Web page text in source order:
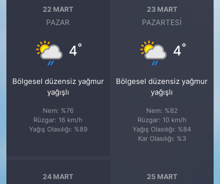
22 MART
PAZAR
4°
Bölgesel düzensiz yağmur
yağışlı
Nem: %76
Rüzgar: 16 km/h
Yağış Olasılığı: %89
23 MART
PAZARTESI
4°
Bölgesel düzensiz yağmur
yağışlı
Nem: %82
Rüzgar: 10 km/h
Yağış Olasılığı: %84
Kar Olasılığı: %3
24 MART 25 MART